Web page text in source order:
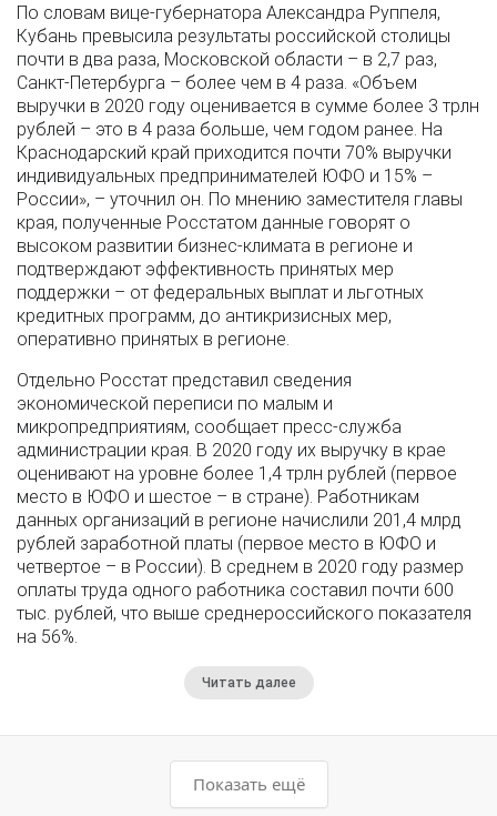
По словам вице-губернатора Александра Руппеля,
Кубань превысила результаты российской столицы
почти в два раза, Московской области – в 2,7 раз,
Санкт-Петербурга – более чем в 4 раза. «Объем
выручки в 2020 году оценивается в сумме более 3 трлн
рублей – это в 4 раза больше, чем годом ранее. На
Краснодарский край приходится почти 70% выручки
индивидуальных предпринимателей ЮФО и 15% –
России», – уточнил он. По мнению заместителя главы
края, полученные Росстатом данные говорят о
высоком развитии бизнес-климата в регионе и
подтверждают эффективность принятых мер
поддержки – от федеральных выплат и льготных
кредитных программ, до антикризисных мер,
оперативно принятых в регионе.
Отдельно Росстат представил сведения
экономической переписи по малым и
микропредприятиям, сообщает пресс-служба
администрации края. В 2020 году их выручку в крае
оценивают на уровне более 1,4 трлн рублей (первое
место в ЮФО и шестое – в стране). Работникам
данных организаций в регионе начислили 201,4 млрд
рублей заработной платы (первое место в ЮФО и
четвертое – в России). В среднем в 2020 году размер
оплаты труда одного работника составил почти 600
тыс. рублей, что выше среднероссийского показателя
на 56%.
Читать далее
Показать ещё